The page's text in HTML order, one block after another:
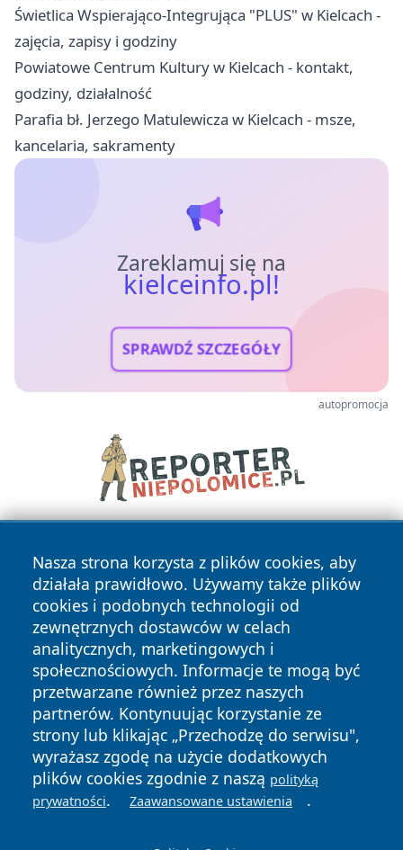
Świetlica Wspierająco-Integrująca "PLUS" w Kielcach -
zajęcia, zapisy i godziny
Powiatowe Centrum Kultury w Kielcach - kontakt,
godziny, działalność
Parafia bł. Jerzego Matulewicza w Kielcach - msze,
kancelaria, sakramenty
Zareklamuj się na
kielceinfo.pl!
SPRAWDŹ SZCZEGÓŁY
autopromocja
Nasza strona korzysta z plików cookies, aby
działała prawidłowo. Używamy także plików
cookies i podobnych technologii od
zewnętrznych dostawców w celach
analitycznych, marketingowych i
społecznościowych. Informacje te mogą być
przetwarzane również przez naszych
partnerów. Kontynuując korzystanie ze
strony lub klikając „Przechodzę do serwisu",
wyrażasz zgodę na użycie dodatkowych
plików cookies zgodnie z naszą polityką
prywatności. Zaawansowane ustawienia .
Copyright © 2026 kielceinfo.pl Wszystkie prawa zastrzeżone.
News Autorzy
Polityka
Prywatności
Polityka
Cookies